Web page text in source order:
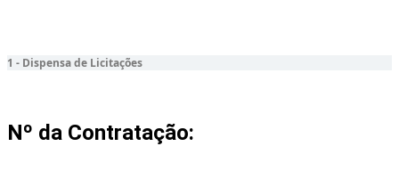
1 - Dispensa de Licitações
Nº da Contratação: